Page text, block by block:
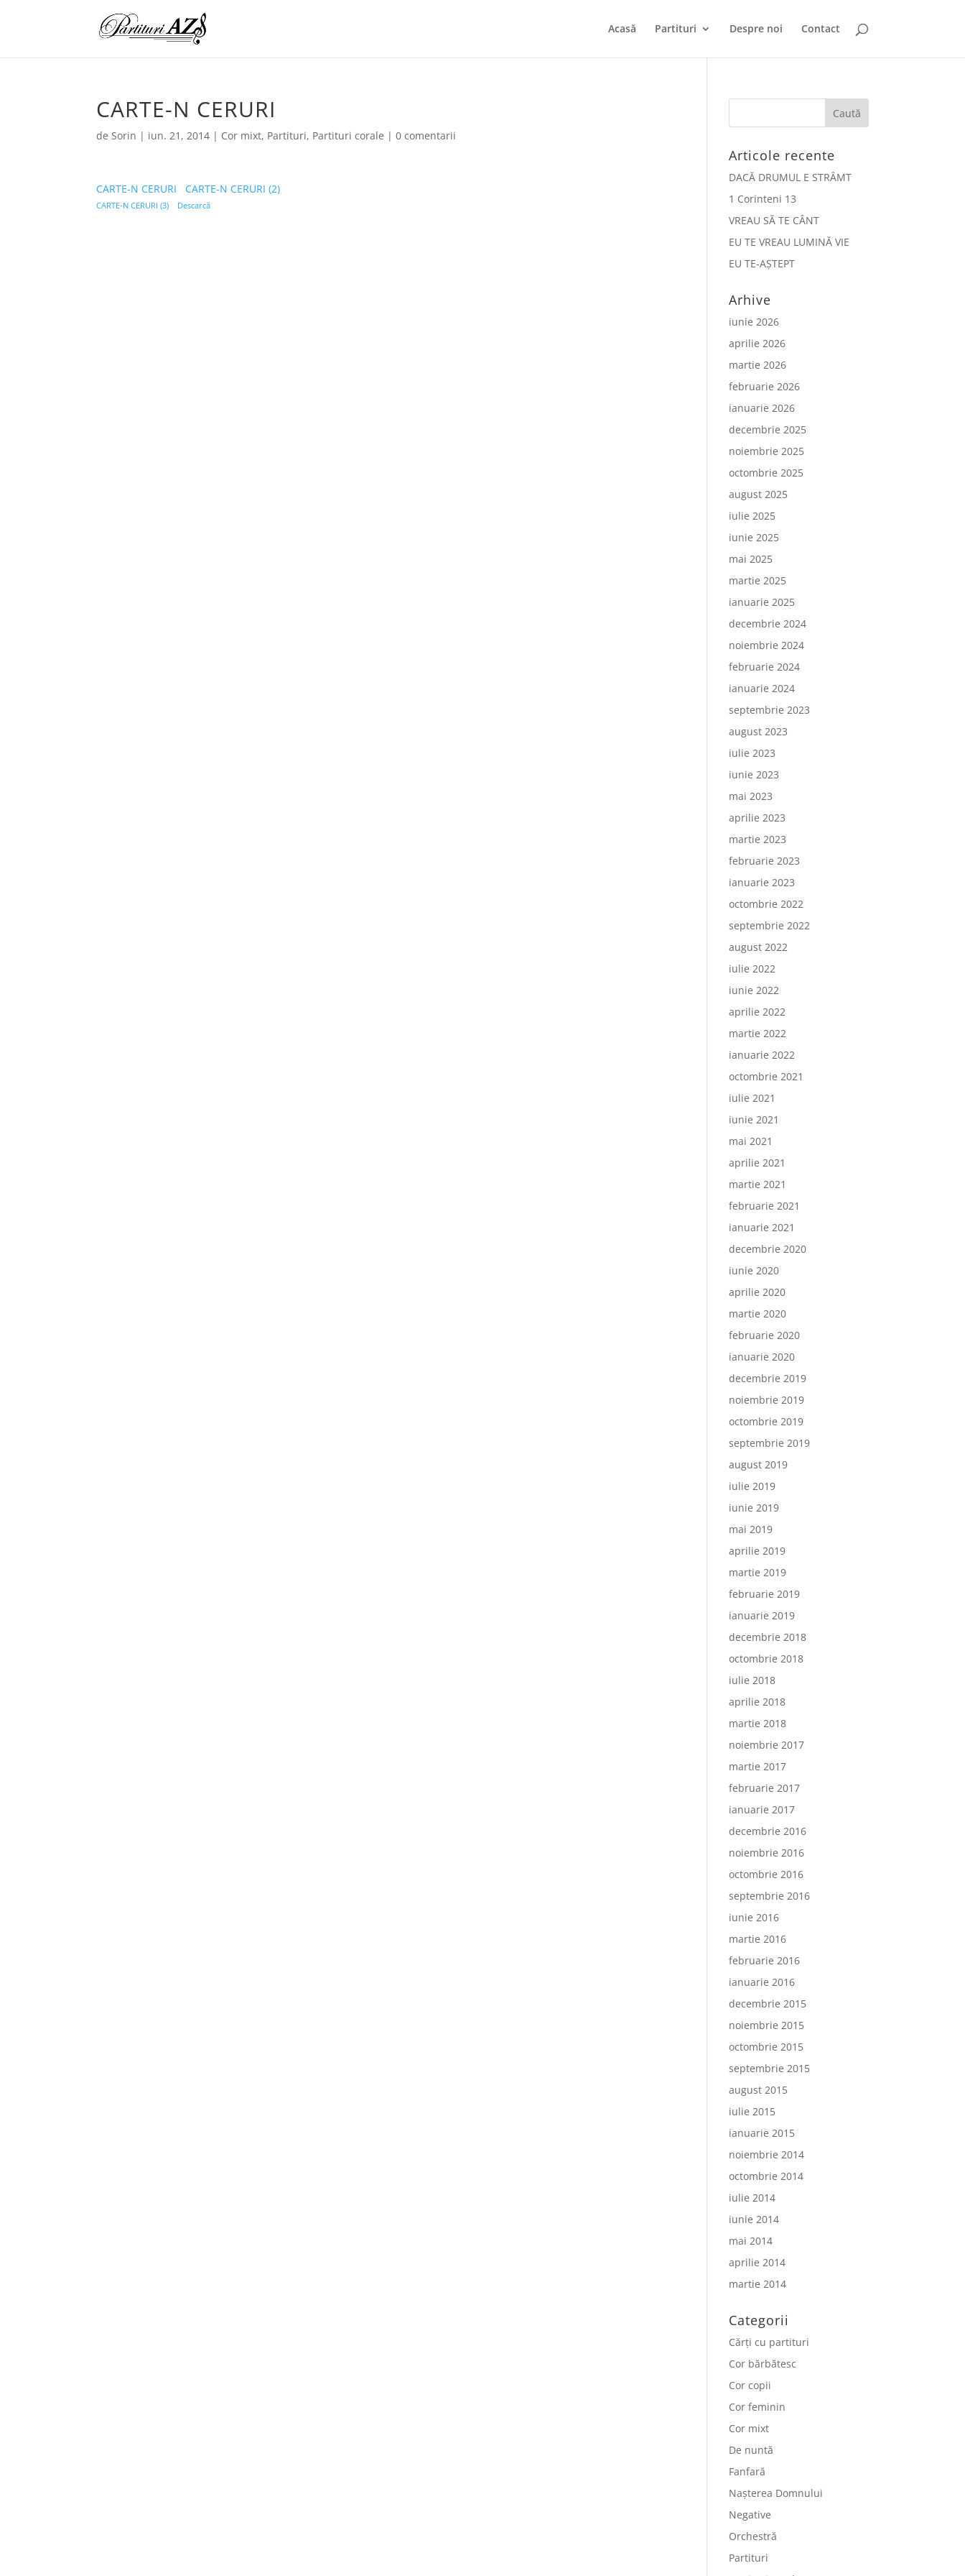
Acasă Partituri Despre noi Contact
CARTE-N CERURI
deSorin | iun. 21, 2014 | Cor mixt, Partituri, Partituri corale |0 comentarii
CARTE-N CERURI CARTE-N CERURI (2)
CARTE-N CERURI (3) Descarcă
Articole recente
DACĂ DRUMUL E STRÂMT
1 Corinteni 13
VREAU SĂ TE CÂNT
EU TE VREAU LUMINĂ VIE
EU TE-AȘTEPT
Arhive
iunie 2026
aprilie 2026
martie 2026
februarie 2026
ianuarie 2026
decembrie 2025
noiembrie 2025
octombrie 2025
august 2025
iulie 2025
iunie 2025
mai 2025
martie 2025
ianuarie 2025
decembrie 2024
noiembrie 2024
februarie 2024
ianuarie 2024
septembrie 2023
august 2023
iulie 2023
iunie 2023
mai 2023
aprilie 2023
martie 2023
februarie 2023
ianuarie 2023
octombrie 2022
septembrie 2022
august 2022
iulie 2022
iunie 2022
aprilie 2022
martie 2022
ianuarie 2022
octombrie 2021
iulie 2021
iunie 2021
mai 2021
aprilie 2021
martie 2021
februarie 2021
ianuarie 2021
decembrie 2020
iunie 2020
aprilie 2020
martie 2020
februarie 2020
ianuarie 2020
decembrie 2019
noiembrie 2019
octombrie 2019
septembrie 2019
august 2019
iulie 2019
iunie 2019
mai 2019
aprilie 2019
martie 2019
februarie 2019
ianuarie 2019
decembrie 2018
octombrie 2018
iulie 2018
aprilie 2018
martie 2018
noiembrie 2017
martie 2017
februarie 2017
ianuarie 2017
decembrie 2016
noiembrie 2016
octombrie 2016
septembrie 2016
iunie 2016
martie 2016
februarie 2016
ianuarie 2016
decembrie 2015
noiembrie 2015
octombrie 2015
septembrie 2015
august 2015
iulie 2015
ianuarie 2015
noiembrie 2014
octombrie 2014
iulie 2014
iunie 2014
mai 2014
aprilie 2014
martie 2014
Categorii
Cărți cu partituri
Cor bărbătesc
Cor copii
Cor feminin
Cor mixt
De nuntă
Fanfară
Nașterea Domnului
Negative
Orchestră
Partituri